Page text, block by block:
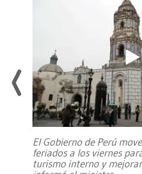
El Gobierno de Perú
feriados a los viernes
turismo interno y